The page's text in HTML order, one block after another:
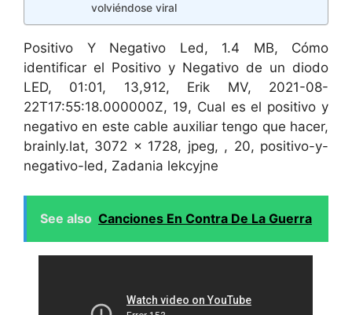
volviéndose viral
Positivo Y Negativo Led, 1.4 MB, Cómo
identificar el Positivo y Negativo de un diodo
LED, 01:01, 13,912, Erik MV, 2021-08-
22T17:55:18.000000Z, 19, Cual es el positivo y
negativo en este cable auxiliar tengo que hacer,
brainly.lat, 3072 x 1728, jpeg, , 20, positivo-y-
negativo-led, Zadania lekcyjne
See also Canciones En Contra De La Guerra